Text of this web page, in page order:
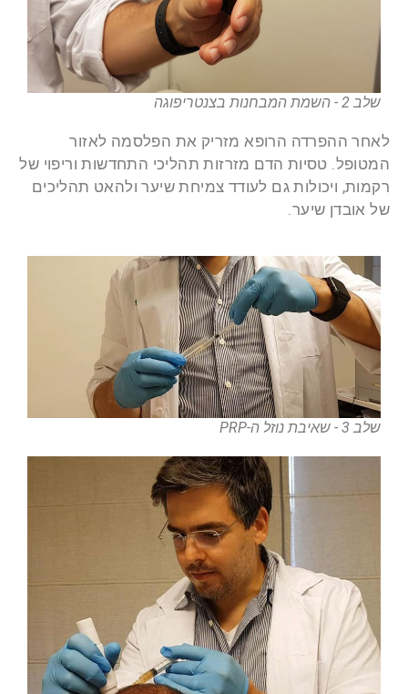
שלב 2 - השמת המבחנות בצנטריפוגה
לאחר ההפרדה הרופא מזריק את הפלסמה לאזור
המטופל. טסיות הדם מזרזות תהליכי התחדשות וריפוי של
רקמות, ויכולות גם לעודד צמיחת שיער ולהאט תהליכים
של אובדן שיער.
שלב 3 - שאיבת נוזל ה-PRP